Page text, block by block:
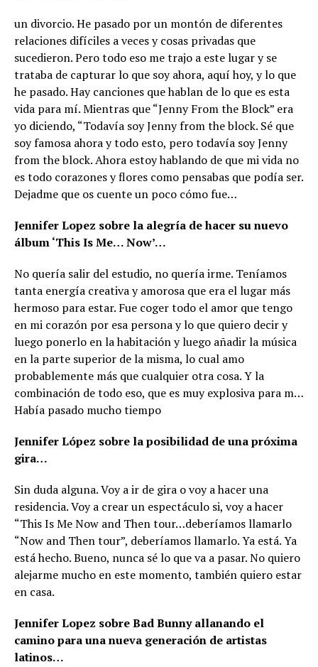
un divorcio. He pasado por un montón de diferentes
relaciones difíciles a veces y cosas privadas que
sucedieron. Pero todo eso me trajo a este lugar y se
trataba de capturar lo que soy ahora, aquí hoy, y lo que
he pasado. Hay canciones que hablan de lo que es esta
vida para mí. Mientras que “Jenny From the Block” era
yo diciendo, “Todavía soy Jenny from the block. Sé que
soy famosa ahora y todo esto, pero todavía soy Jenny
from the block. Ahora estoy hablando de que mi vida no
es todo corazones y flores como pensabas que podía ser.
Dejadme que os cuente un poco cómo fue…
Jennifer Lopez sobre la alegría de hacer su nuevo
álbum ‘This Is Me… Now’…
No quería salir del estudio, no quería irme. Teníamos
tanta energía creativa y amorosa que era el lugar más
hermoso para estar. Fue coger todo el amor que tengo
en mi corazón por esa persona y lo que quiero decir y
luego ponerlo en la habitación y luego añadir la música
en la parte superior de la misma, lo cual amo
probablemente más que cualquier otra cosa. Y la
combinación de todo eso, que es muy explosiva para m…
Había pasado mucho tiempo
Jennifer López sobre la posibilidad de una próxima
gira…
Sin duda alguna. Voy a ir de gira o voy a hacer una
residencia. Voy a crear un espectáculo si, voy a hacer
“This Is Me Now and Then tour…deberíamos llamarlo
“Now and Then tour”, deberíamos llamarlo. Ya está. Ya
está hecho. Bueno, nunca sé lo que va a pasar. No quiero
alejarme mucho en este momento, también quiero estar
en casa.
Jennifer Lopez sobre Bad Bunny allanando el
camino para una nueva generación de artistas
latinos…